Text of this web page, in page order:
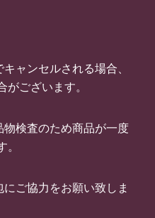
ャンセルされる場合、
ございます。
検査のため商品が一度
ご協力をお願い致しま